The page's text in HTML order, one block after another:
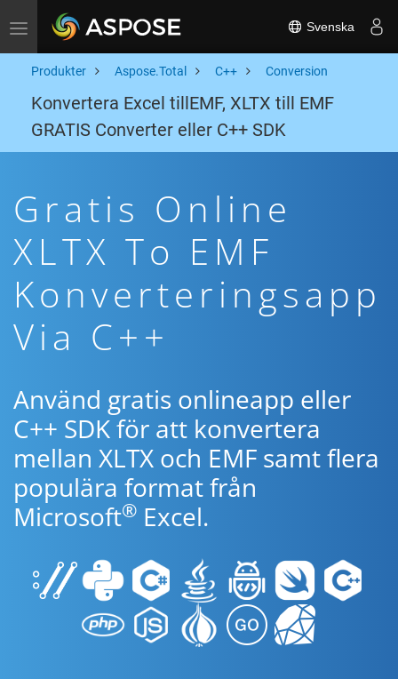
Toggle navigation Svenska
Produkter Aspose.Total C++ Conversion
Konvertera Excel tillEMF, XLTX till EMF
GRATIS Converter eller C++ SDK
Gratis Online
XLTX To EMF
Konverteringsapp
Via C++
Använd gratis onlineapp eller
C++ SDK för att konvertera
mellan XLTX och EMF samt flera
populära format från
Microsoft® Excel.